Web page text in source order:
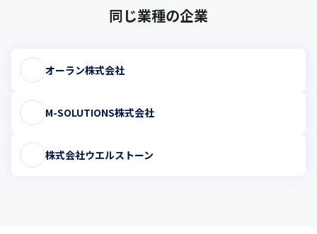
同じ業種の企業
オーラン株式会社
M-SOLUTIONS株式会社
株式会社ウエルストーン